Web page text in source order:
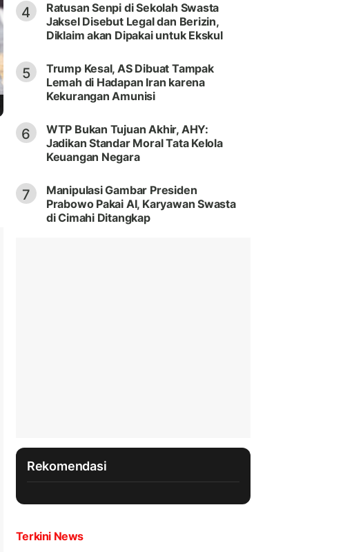
4
Ratusan Senpi di Sekolah Swasta
Jaksel Disebut Legal dan Berizin,
Diklaim akan Dipakai untuk Ekskul
5
Trump Kesal, AS Dibuat Tampak
Lemah di Hadapan Iran karena
Kekurangan Amunisi
6
WTP Bukan Tujuan Akhir, AHY:
Jadikan Standar Moral Tata Kelola
Keuangan Negara
7
Manipulasi Gambar Presiden
Prabowo Pakai AI, Karyawan Swasta
di Cimahi Ditangkap
Rekomendasi
Terkini News